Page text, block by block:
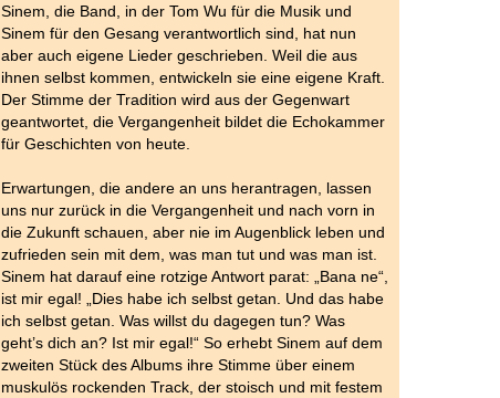
Sinem, die Band, in der Tom Wu für die Musik und
Sinem für den Gesang verantwortlich sind, hat nun
aber auch eigene Lieder geschrieben. Weil die aus
ihnen selbst kommen, entwickeln sie eine eigene Kraft.
Der Stimme der Tradition wird aus der Gegenwart
geantwortet, die Vergangenheit bildet die Echokammer
für Geschichten von heute.
Erwartungen, die andere an uns herantragen, lassen
uns nur zurück in die Vergangenheit und nach vorn in
die Zukunft schauen, aber nie im Augenblick leben und
zufrieden sein mit dem, was man tut und was man ist.
Sinem hat darauf eine rotzige Antwort parat: „Bana ne“,
ist mir egal! „Dies habe ich selbst getan. Und das habe
ich selbst getan. Was willst du dagegen tun? Was
geht’s dich an? Ist mir egal!“ So erhebt Sinem auf dem
zweiten Stück des Albums ihre Stimme über einem
muskulös rockenden Track, der stoisch und mit festem